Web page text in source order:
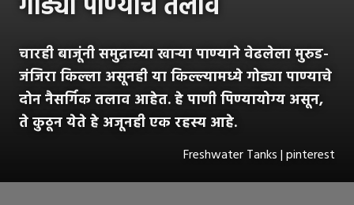
चारही बाजूंनी समुद्राच्या खाऱ्या पाण्याने वेढलेला मुरुड-
जंजिरा किल्ला असूनही या किल्ल्यामध्ये गोड्या पाण्याचे
दोन नैसर्गिक तलाव आहेत. हे पाणी पिण्यायोग्य असून,
ते कुठून येते हे अजूनही एक रहस्य आहे.
Freshwater Tanks | pinterest